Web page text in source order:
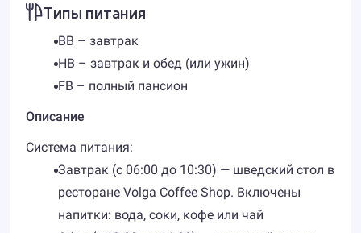
Типы питания
BB – завтрак
HB – завтрак и обед (или ужин)
FB – полный пансион
Описание
Система питания:
​Завтрак (с 06:00 до 10:30) — шведский стол в
ресторане Volga Coffee Shop. Включены
напитки: вода, соки, кофе или чай